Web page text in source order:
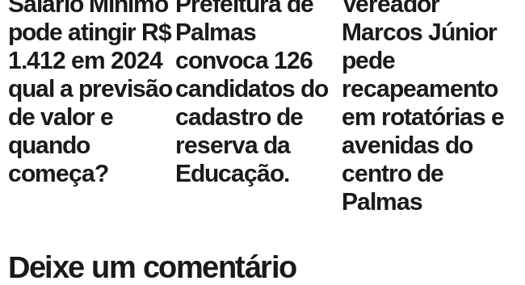
pode atingir R$
1.412 em 2024
qual a previsão
de valor e
quando
começa?
Palmas
convoca 126
candidatos do
cadastro de
reserva da
Educação.
Marcos Júnior
pede
recapeamento
em rotatórias e
avenidas do
centro de
Palmas
Deixe um comentário